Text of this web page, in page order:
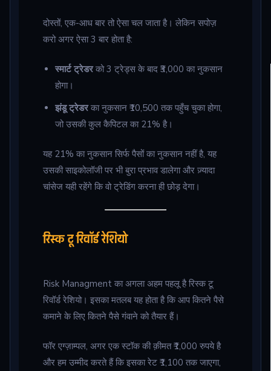
दोस्तों, एक-आध बार तो ऐसा चल जाता है। लेकिन सपोज़
करो अगर ऐसा 3 बार होता है:
स्मार्ट ट्रेडरको 3 ट्रेड्स के बाद ₹3,000 का नुकसान
होगा।
झंडू ट्रेडरका नुकसान ₹10,500 तक पहुँच चुका होगा,
जो उसकी कुल कैपिटल का 21% है।
यह 21% का नुकसान सिर्फ पैसों का नुकसान नहीं है, यह
उसकी साइकोलॉजी पर भी बुरा प्रभाव डालेगा और ज़्यादा
चांसेज यही रहेंगे कि वो ट्रेडिंग करना ही छोड़ देगा।
रिस्क टू रिवॉर्ड रेशियो
Risk Managment का अगला अहम पहलू है रिस्क टू
रिवॉर्ड रेशियो। इसका मतलब यह होता है कि आप कितने पैसे
कमाने के लिए कितने पैसे गंवाने को तैयार हैं।
फॉर एग्ज़ाम्पल, अगर एक स्टॉक की क़ीमत ₹1,000 रुपये है
और हम उम्मीद करते हैं कि इसका रेट ₹1,100 तक जाएगा,